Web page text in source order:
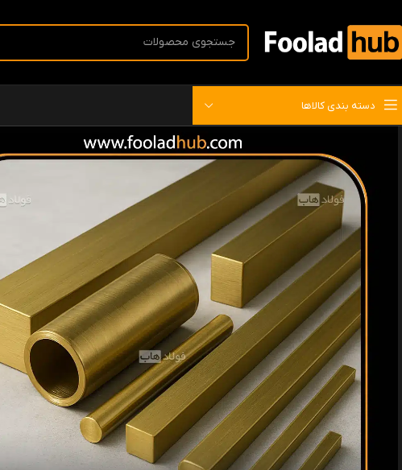
دسته بندی کالاها